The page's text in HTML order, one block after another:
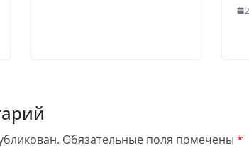
Обязательные поля помечены *